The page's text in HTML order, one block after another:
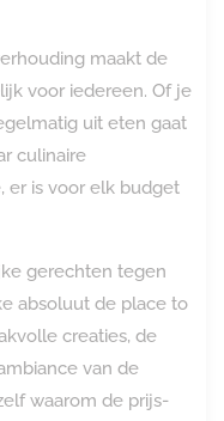
maakt de
voor iedereen. Of je
uit eten gaat
culinaire
er is voor elk budget
gerechten tegen
absoluut de place to
creaties, de
van de
waarom de prijs-